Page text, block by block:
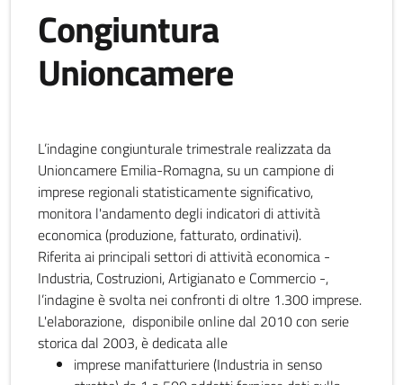
Congiuntura
Unioncamere
L’indagine congiunturale trimestrale realizzata da
Unioncamere Emilia-Romagna, su un campione di
imprese regionali statisticamente significativo,
monitora l'andamento degli indicatori di attività
economica (produzione, fatturato, ordinativi).
Riferita ai principali settori di attività economica -
Industria, Costruzioni, Artigianato e Commercio -,
l’indagine è svolta nei confronti di oltre 1.300 imprese.
L'elaborazione, disponibile online dal 2010 con serie
storica dal 2003, è dedicata alle
imprese manifatturiere (Industria in senso